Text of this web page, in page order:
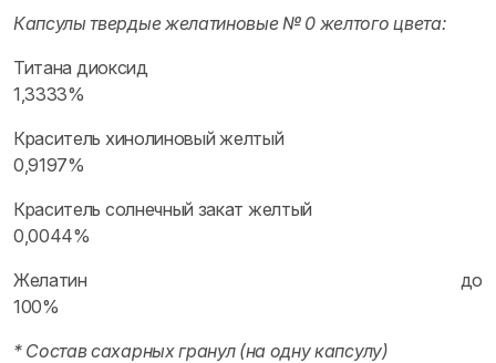
Капсулы твердые желатиновые № 0 желтого цвета:
Титана диоксид
1,3333%
Краситель хинолиновый желтый
0,9197%
Краситель солнечный закат желтый
0,0044%
Желатин до
100%
* Состав сахарных гранул (на одну капсулу)